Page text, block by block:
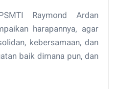
Raymond Ardan
harapannya, agar
kebersamaan, dan
baik dimana pun, dan